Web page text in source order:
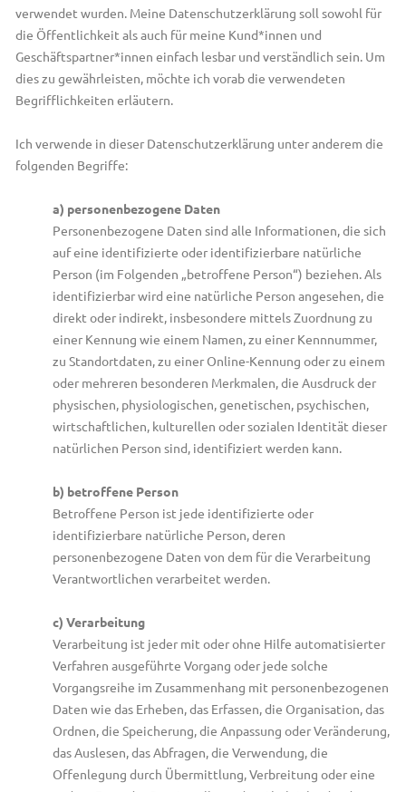
verwendet wurden. Meine Datenschutzerklärung soll sowohl für
die Öffentlichkeit als auch für meine Kund*innen und
Geschäftspartner*innen einfach lesbar und verständlich sein. Um
dies zu gewährleisten, möchte ich vorab die verwendeten
Begrifflichkeiten erläutern.
Ich verwende in dieser Datenschutzerklärung unter anderem die
folgenden Begriffe:
a) personenbezogene Daten
Personenbezogene Daten sind alle Informationen, die sich
auf eine identifizierte oder identifizierbare natürliche
Person (im Folgenden „betroffene Person“) beziehen. Als
identifizierbar wird eine natürliche Person angesehen, die
direkt oder indirekt, insbesondere mittels Zuordnung zu
einer Kennung wie einem Namen, zu einer Kennnummer,
zu Standortdaten, zu einer Online-Kennung oder zu einem
oder mehreren besonderen Merkmalen, die Ausdruck der
physischen, physiologischen, genetischen, psychischen,
wirtschaftlichen, kulturellen oder sozialen Identität dieser
natürlichen Person sind, identifiziert werden kann.
b) betroffene Person
Betroffene Person ist jede identifizierte oder
identifizierbare natürliche Person, deren
personenbezogene Daten von dem für die Verarbeitung
Verantwortlichen verarbeitet werden.
c) Verarbeitung
Verarbeitung ist jeder mit oder ohne Hilfe automatisierter
Verfahren ausgeführte Vorgang oder jede solche
Vorgangsreihe im Zusammenhang mit personenbezogenen
Daten wie das Erheben, das Erfassen, die Organisation, das
Ordnen, die Speicherung, die Anpassung oder Veränderung,
das Auslesen, das Abfragen, die Verwendung, die
Offenlegung durch Übermittlung, Verbreitung oder eine